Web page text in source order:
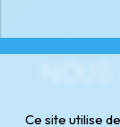
Ce site utilise